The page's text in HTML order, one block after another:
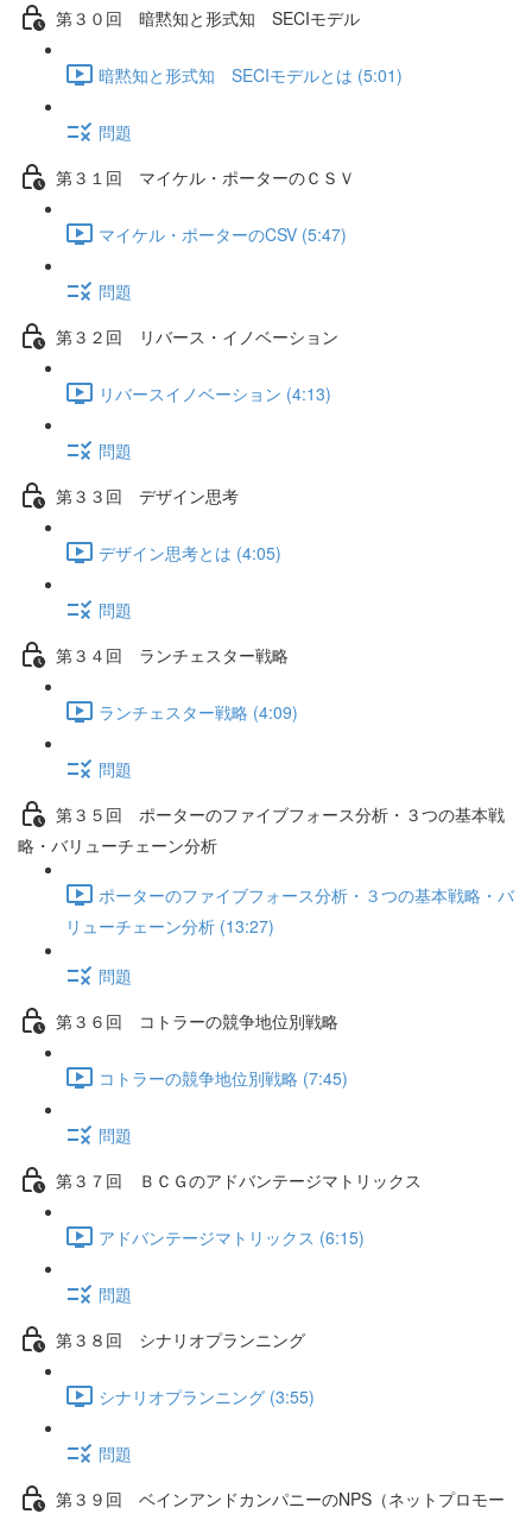
第３０回 暗黙知と形式知 SECIモデル
暗黙知と形式知 SECIモデルとは (5:01)
問題
第３１回 マイケル・ポーターのＣＳＶ
マイケル・ポーターのCSV (5:47)
問題
第３２回 リバース・イノベーション
リバースイノベーション (4:13)
問題
第３３回 デザイン思考
デザイン思考とは (4:05)
問題
第３４回 ランチェスター戦略
ランチェスター戦略 (4:09)
問題
第３５回 ポーターのファイブフォース分析・３つの基本戦
略・バリューチェーン分析
ポーターのファイブフォース分析・３つの基本戦略・バ
リューチェーン分析 (13:27)
問題
第３６回 コトラーの競争地位別戦略
コトラーの競争地位別戦略 (7:45)
問題
第３７回 ＢＣＧのアドバンテージマトリックス
アドバンテージマトリックス (6:15)
問題
第３８回 シナリオプランニング
シナリオプランニング (3:55)
問題
第３９回 ベインアンドカンパニーのNPS（ネットプロモー